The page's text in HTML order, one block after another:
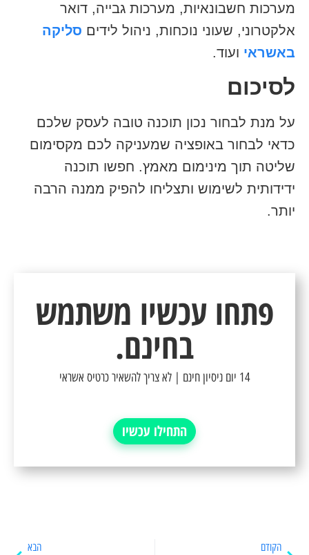
מערכות חשבונאיות, מערכות גבייה, דואר
אלקטרוני, שעוני נוכחות, ניהול לידים סליקה
באשראיועוד.
לסיכום
על מנת לבחור נכון תוכנה טובה לעסק שלכם
כדאי לבחור באופציה שמעניקה לכם מקסימום
שליטה תוך מינימום מאמץ. חפשו תוכנה
ידידותית לשימוש ותצליחו להפיק ממנה הרבה
יותר.
פתחו עכשיו משתמש
בחינם.
14 יום ניסיון חינם | לא צריך להשאיר כרטיס אשראי
התחילו עכשיו
הקודם הבא